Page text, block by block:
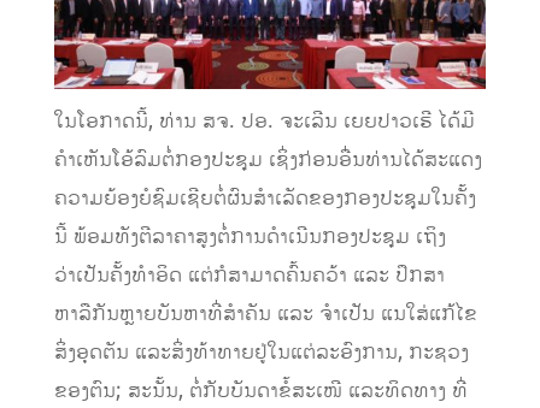
ໃນໂອກາດນີ້, ທ່ານ ສຈ. ປອ. ຈະເລີນ ເຍຍປາວເຮີ ໄດ້ມີ
ຄຳເຫັນໂອ້ລົມຕໍ່ກອງປະຊຸມ ເຊິ່ງກ່ອນອື່ນທ່ານໄດ້ສະແດງ
ຄວາມຍ້ອງຍໍຊົມເຊີຍຕໍ່ຜົນສໍາເລັດຂອງກອງປະຊຸມໃນຄັ້ງ
ນີ້ ພ້ອມທັງຕີລາຄາສູງຕໍ່ການດໍາເນີນກອງປະຊຸມ ເຖິງ
ວ່າເປັນຄັ້ງທໍາອິດ ແຕ່ກໍສາມາດຄົ້ນຄວ້າ ແລະ ປຶກສາ
ຫາລືກັນຫຼາຍບັນຫາທີ່ສໍາຄັນ ແລະ ຈໍາເປັນ ແນໃສ່ແກ້ໄຂ
ສິ່ງອຸດຕັນ ແລະສິ່ງທ້າທາຍຢູ່ໃນແຕ່ລະອົງການ, ກະຊວງ
ຂອງຕົນ; ສະນັ້ນ, ຕໍ່ກັບບັນດາຂໍ້ສະເໜີ ແລະທິດທາງ ທີ່